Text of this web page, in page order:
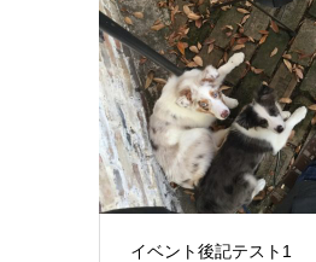
イベント後記テスト1